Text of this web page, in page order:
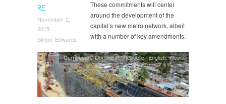
RE
November 2,
2015
Simon Edwards
These commitments will center
around the development of the
capital’s new metro network, albeit
with a number of key amendments.
Carribbean,Dominican Republic,English,News